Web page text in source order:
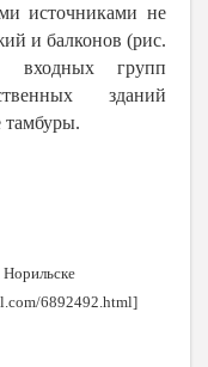
источниками не
и балконов (рис.
входных групп
зданий
тамбуры.
Норильске
6892492.html]